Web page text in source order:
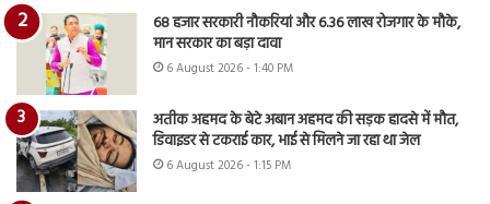
68 हजार सरकारी नौकरियां और 6.36 लाख रोजगार के मौके,
मान सरकार का बड़ा दावा
6 August 2026 - 1:40 PM
अतीक अहमद के बेटे अबान अहमद की सड़क हादसे में मौत,
डिवाइडर से टकराई कार, भाई से मिलने जा रहा था जेल
6 August 2026 - 1:15 PM